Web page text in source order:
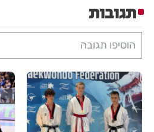
תגובות
הוסיפו תגובה